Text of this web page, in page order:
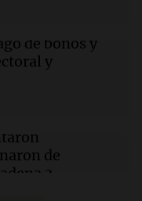
su salón de
de bonos y
y
de
3